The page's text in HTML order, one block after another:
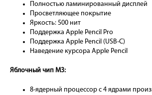
Полностью ламинированный дисплей
Просветляющее покрытие
Яркость: 500 нит
Поддержка Apple Pencil Pro
Поддержка Apple Pencil (USB-C)
Наведение курсора Apple Pencil
Яблочный чип M3:
8-ядерный процессор с 4 ядрами